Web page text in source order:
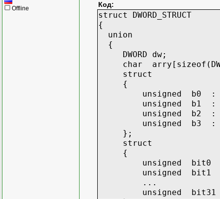
Offline Код:
struct DWORD_STRUCT
{
union
{
DWORD dw;
char
struct
{
unsigned b0 :
unsigned b1 :
unsigned b2 :
unsigned b3 :
};
struct
{
unsigned bit0
unsigned bit1
...
unsigned bit31